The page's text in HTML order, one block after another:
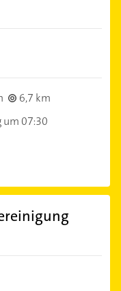
6,7 km
07:30